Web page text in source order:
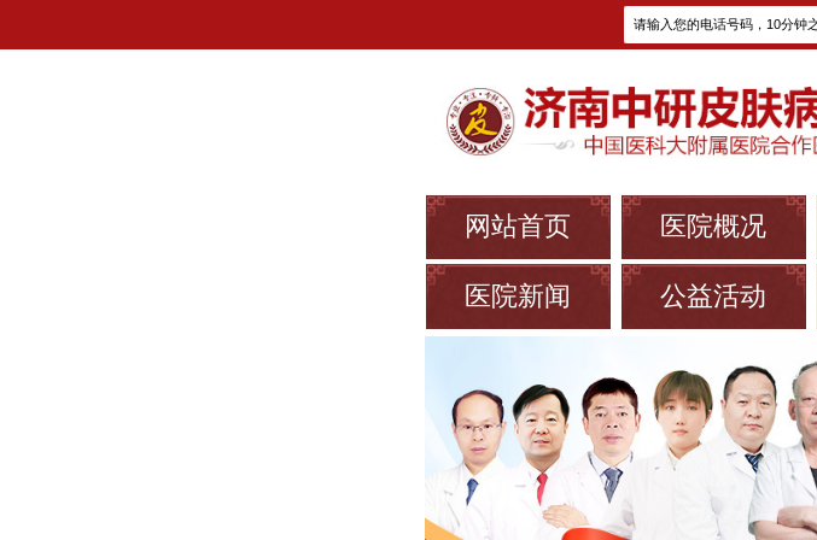
网站首页 医院概况
医院新闻 公益活动